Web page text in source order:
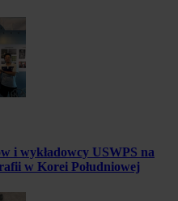
i wykładowcy USWPS na
w Korei Południowej